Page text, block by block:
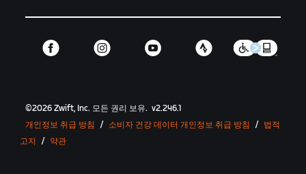
오프 더 프런트:라이더가 브레이크어웨이에 참여하거나
는 것입니다.
세그먼트: 스프린트나 클라임처럼 Zwift에 순위표가 있
고 시간제한이 있는 도로 구간을 의미합니다.
©2026 Zwift, Inc. 모든 권리 보유. v2.246.1
개인정보 취급 방침
/ 소비자 건강 데이터 개인정보 취급 방침 / 법적
고지
/ 약관